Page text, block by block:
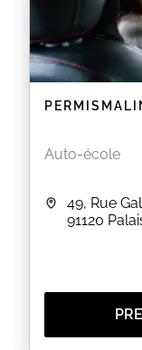
Auto-école
49, Rue
91120